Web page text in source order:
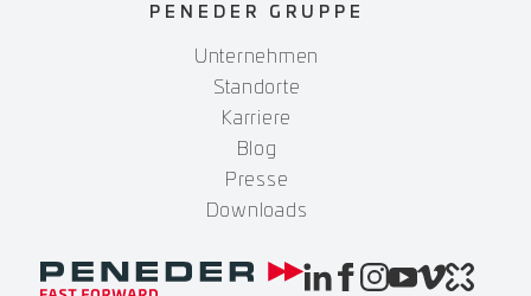
PENEDER GRUPPE
Unternehmen
Standorte
Karriere
Blog
Presse
Downloads